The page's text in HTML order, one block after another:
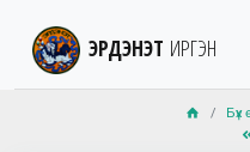
ЭРДЭНЭТ ИРГЭН